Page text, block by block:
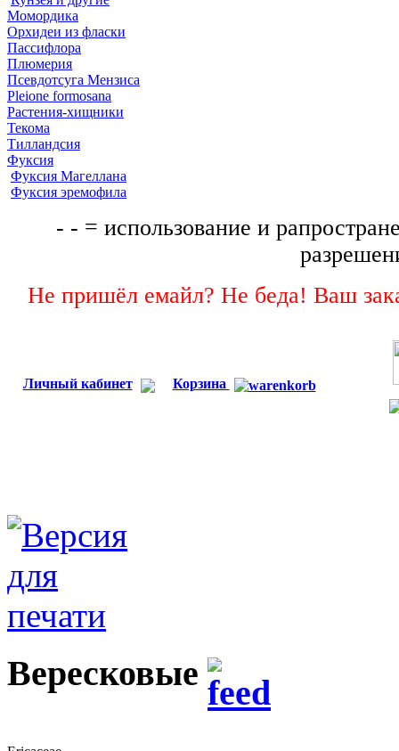
Момордика
Орхидеи из фласки
Пассифлора
Плюмерия
Псевдотсуга Мензиса
Pleione formosana
Растения-хищники
Текома
Тилландсия
Фуксия
Фуксия Магеллана
Фуксия эремофила
- - = использование и
Не пришёл емайл? Не беда! Ваш
Личный кабинет Корзина
Вересковые